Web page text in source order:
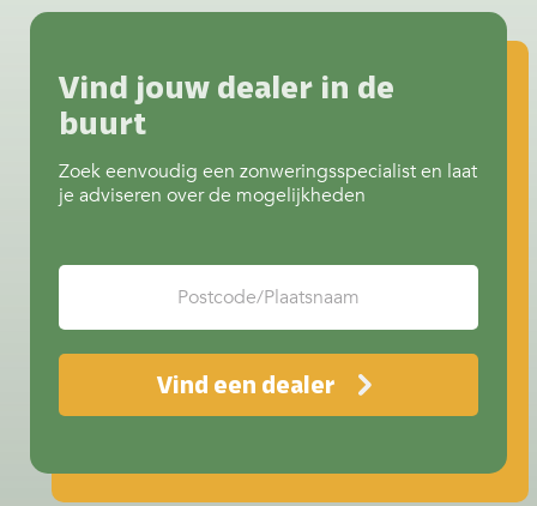
juist extra verkoeling? Het begint
readingDoeken & kleuren screens
Vind jouw dealer in de
buurt
Zoek eenvoudig een zonweringsspecialist en laat
je adviseren over de mogelijkheden
Vind een dealer